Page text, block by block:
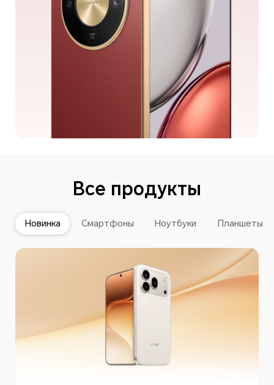
Все продукты
Новинка Смартфоны Ноутбуки Планшеты